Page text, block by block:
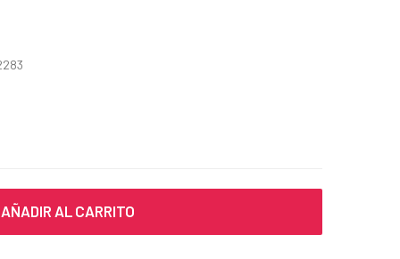
AÑADIR AL CARRITO